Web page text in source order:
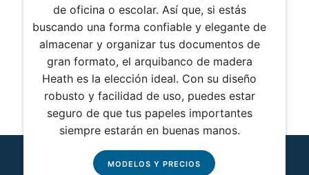
de oficina o escolar. Así que, si estás
buscando una forma confiable y elegante de
almacenar y organizar tus documentos de
gran formato, el arquibanco de madera
Heath es la elección ideal. Con su diseño
robusto y facilidad de uso, puedes estar
seguro de que tus papeles importantes
siempre estarán en buenas manos.
MODELOS Y PRECIOS